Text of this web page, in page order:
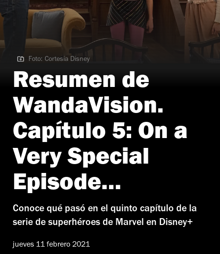
Foto: Cortesía Disney
Foto: Cortesía Disney
Resumen de
WandaVision.
Capítulo 5: On a
Very Special
Episode…
Conoce qué pasó en el quinto capítulo de la
serie de superhéroes de Marvel en Disney+
jueves 11 febrero 2021